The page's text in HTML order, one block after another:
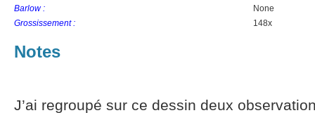
Barlow :
None
Grossissement :
148x
Notes
J’ai regroupé sur ce dessin deux